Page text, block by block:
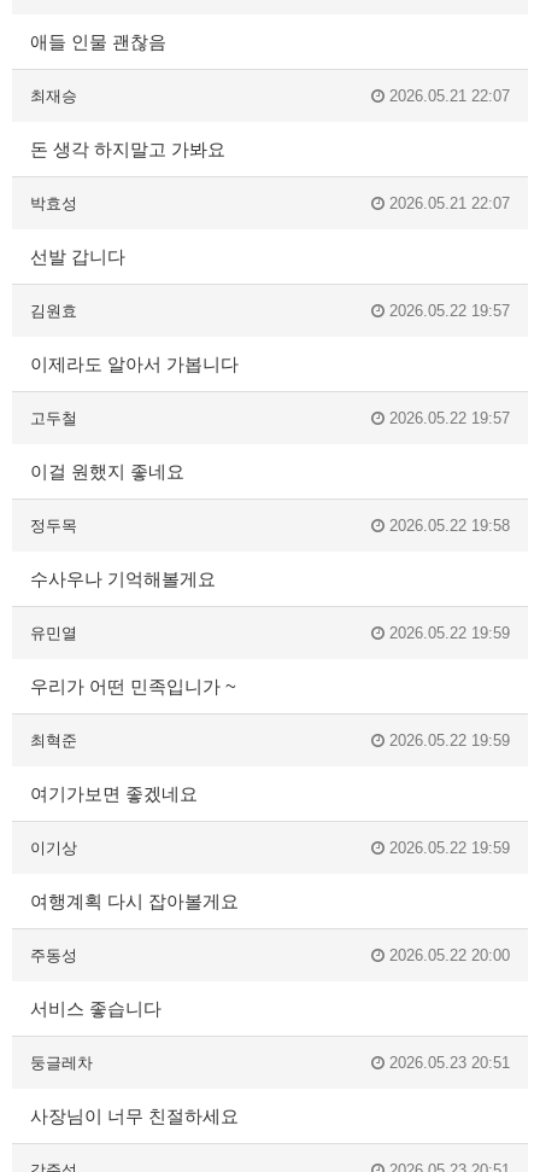
애들 인물 괜찮음
최재승 2026.05.21 22:07
돈 생각 하지말고 가봐요
박효성 2026.05.21 22:07
선발 갑니다
김원효 2026.05.22 19:57
이제라도 알아서 가봅니다
고두철 2026.05.22 19:57
이걸 원했지 좋네요
정두목 2026.05.22 19:58
수사우나 기억해볼게요
유민열 2026.05.22 19:59
우리가 어떤 민족입니가 ~
최혁준 2026.05.22 19:59
여기가보면 좋겠네요
이기상 2026.05.22 19:59
여행계획 다시 잡아볼게요
주동성 2026.05.22 20:00
서비스 좋습니다
둥글레차 2026.05.23 20:51
사장님이 너무 친절하세요